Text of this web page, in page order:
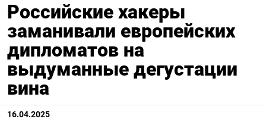
Российские хакеры
заманивали европейских
дипломатов на
выдуманные дегустации
вина
16.04.2025